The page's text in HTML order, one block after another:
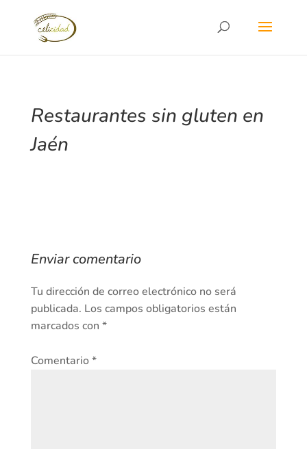
Restaurantes sin gluten en
Jaén
Enviar comentario
Tu dirección de correo electrónico no será
publicada. Los campos obligatorios están
marcados con *
Comentario*